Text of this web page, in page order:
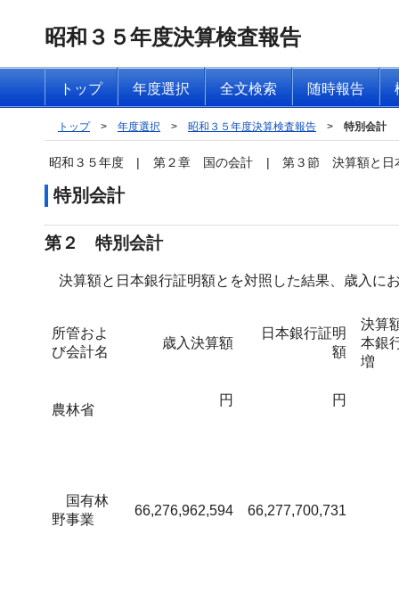
昭和３５年度決算検査報告
トップ 年度選択 全文検索 随時報告
トップ > 年度選択 > 昭和３５年度決算検査報告 > 特別会計
昭和３５年度 | 第２章 国の会計 | 第３節 決算額と日
特別会計
第２ 特別会計
決算額と日本銀行証明額とを対照した結果、歳入に
所管およ
び会計名
歳入決算額
日本銀行証明
額
決算
本銀
増
農林省
円 円
国有林
野事業
66,276,962,594 66,277,700,731